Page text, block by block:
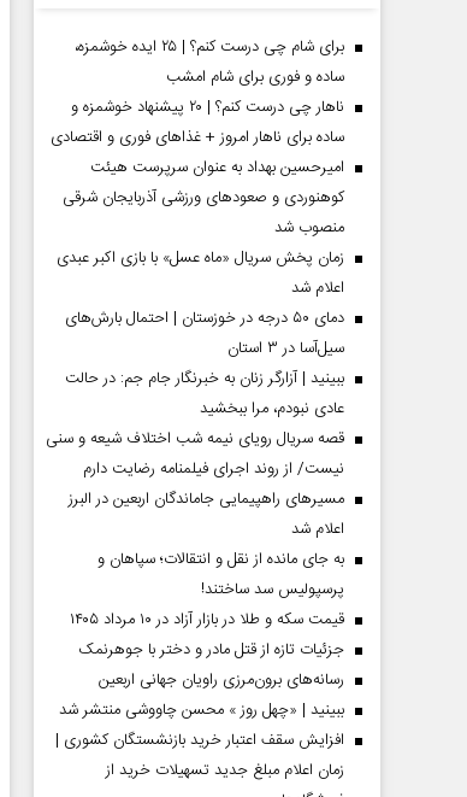
برای شام چی درست کنم؟ | ۲۵ ایده خوشمزه،
ساده و فوری برای شام امشب
ناهار چی درست کنم؟ | ۲۰ پیشنهاد خوشمزه و
ساده برای ناهار امروز + غذاهای فوری و اقتصادی
امیرحسین بهداد به عنوان سرپرست هیئت
کوهنوردی و صعودهای ورزشی آذربایجان شرقی
منصوب شد
زمان پخش سریال «ماه عسل» با بازی اکبر عبدی
اعلام شد
دمای ۵۰ درجه در خوزستان | احتمال بارش‌های
سیل‌آسا در ۳ استان
ببینید | آزارگر زنان به خبرنگار جام جم: در حالت
عادی نبودم، مرا ببخشید
قصه سریال رویای نیمه شب اختلاف شیعه و سنی
نیست/ از روند اجرای فیلمنامه رضایت دارم
مسیر‌های راهپیمایی جاماندگان اربعین در البرز
اعلام شد
به جای مانده از نقل و انتقالات؛ سپاهان و
پرسپولیس سد ساختند!
قیمت سکه و طلا در بازار آزاد در ۱۰ مرداد ۱۴۰۵
جزئیات تازه از قتل مادر و دختر با جوهرنمک
رسانه‌های برون‌مرزی راویان جهانی اربعین
ببینید | «چهل روز » محسن چاووشی منتشر شد
افزایش سقف اعتبار خرید بازنشستگان کشوری |
زمان اعلام مبلغ جدید تسهیلات خرید از
صفحات نخست روزنامه ها‌ی‌سه‌شنبه ۶ مردادماه